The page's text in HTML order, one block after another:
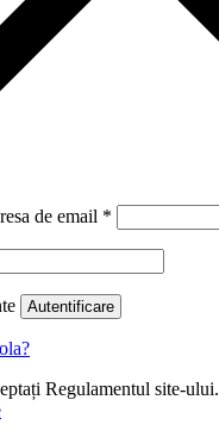
de email *
Autentificare
Regulamentul site-ului.